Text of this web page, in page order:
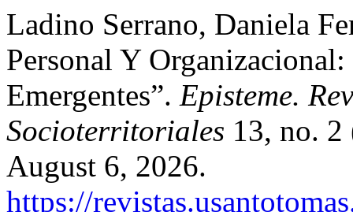
Ladino Serrano, Daniela
Personal Y
Emergentes”. Episteme.
Socioterritoriales 13, no. 2
August 6, 2026.
https://